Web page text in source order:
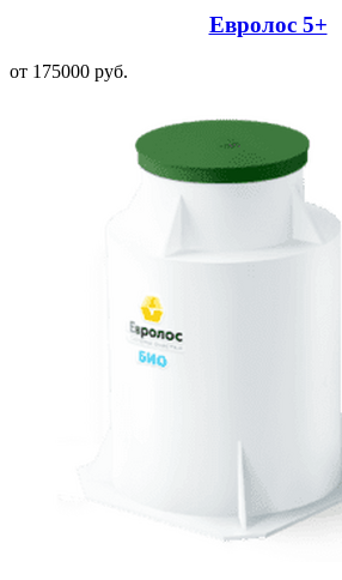
Евролос 5+
от 175000 руб.